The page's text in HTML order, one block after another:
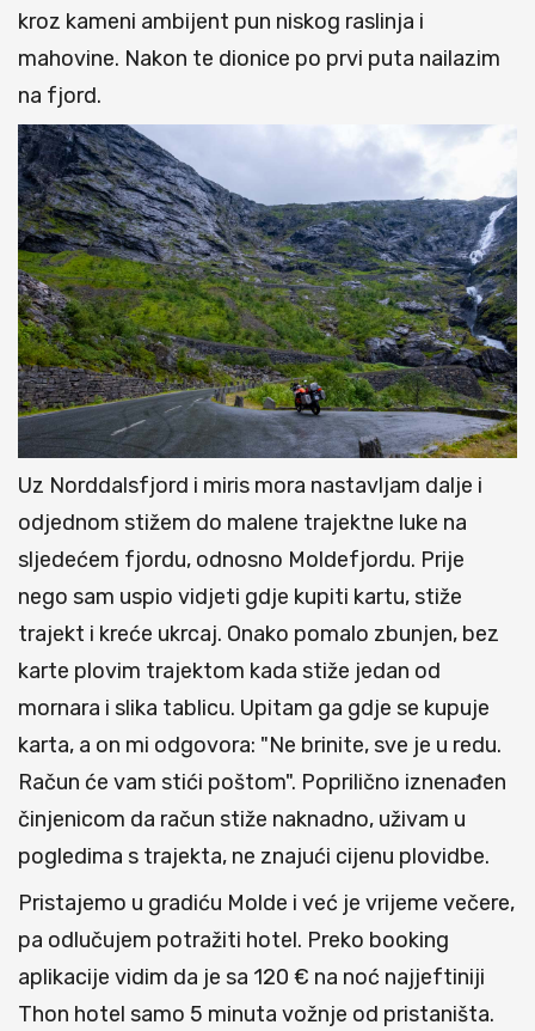
kroz kameni ambijent pun niskog raslinja i
mahovine. Nakon te dionice po prvi puta nailazim
na fjord.
Uz Norddalsfjord i miris mora nastavljam dalje i
odjednom stižem do malene trajektne luke na
sljedećem fjordu, odnosno Moldefjordu. Prije
nego sam uspio vidjeti gdje kupiti kartu, stiže
trajekt i kreće ukrcaj. Onako pomalo zbunjen, bez
karte plovim trajektom kada stiže jedan od
mornara i slika tablicu. Upitam ga gdje se kupuje
karta, a on mi odgovora: "Ne brinite, sve je u redu.
Račun će vam stići poštom". Poprilično iznenađen
činjenicom da račun stiže naknadno, uživam u
pogledima s trajekta, ne znajući cijenu plovidbe.
Pristajemo u gradiću Molde i već je vrijeme večere,
pa odlučujem potražiti hotel. Preko booking
aplikacije vidim da je sa 120 € na noć najjeftiniji
Thon hotel samo 5 minuta vožnje od pristaništa.